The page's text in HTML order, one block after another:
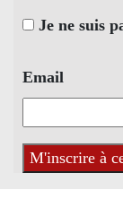
Je ne suis
Email